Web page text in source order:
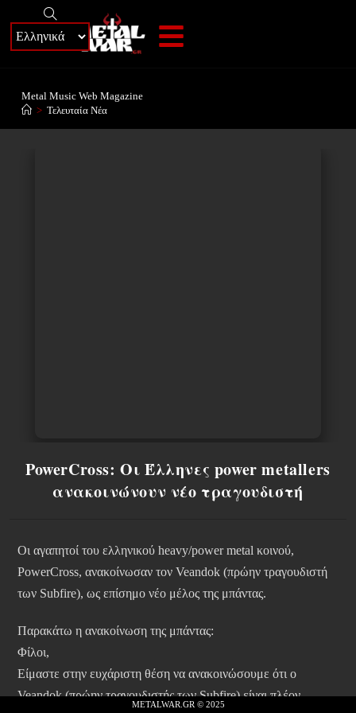
Metal Music Web Magazine
> Τελευταία Νέα
PowerCross: Οι Έλληνες power metallers
ανακοινώνουν νέο τραγουδιστή
Οι αγαπητοί του ελληνικού heavy/power metal κοινού,
PowerCross, ανακοίνωσαν τον Veandok (πρώην τραγουδιστή
των Subfire), ως επίσημο νέο μέλος της μπάντας.
Παρακάτω η ανακοίνωση της μπάντας:
Φίλοι,
Είμαστε στην ευχάριστη θέση να ανακοινώσουμε ότι ο
Veandok (πρώην τραγουδιστής των Subfire) είναι πλέον
METALWAR.GR © 2025